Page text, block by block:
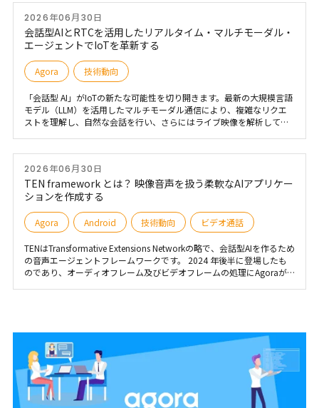
ーションの可能性とは。実演デモや国内外の豊富な導入事例を交え、
その核心に迫る。
2026年06月30日
会話型AIとRTCを活用したリアルタイム・マルチモーダル・
エージェントでIoTを革新する
Agora 技術動向
「会話型 AI」がIoTの新たな可能性を切り開きます。最新の大規模言語
モデル（LLM）を活用したマルチモーダル通信により、複雑なリクエ
ストを理解し、自然な会話を行い、さらにはライブ映像を解析してア
役割を担っています。 本記事では、こうした技術がさまざまな業界で
どのように活用されているのか、注目の事例を詳しく紹介し、IoT の未
来がどのように変わっていくのか を探ります。
2026年06月30日
TEN framework とは？ 映像音声を扱う柔軟なAIアプリケー
ションを作成する
Agora Android 技術動向 ビデオ通話
TENはTransformative Extensions Networkの略で、会話型AIを作るため
の音声エージェントフレームワークです。 2024 年後半に登場したも
のであり、オーディオフレーム及びビデオフレームの処理にAgoraが